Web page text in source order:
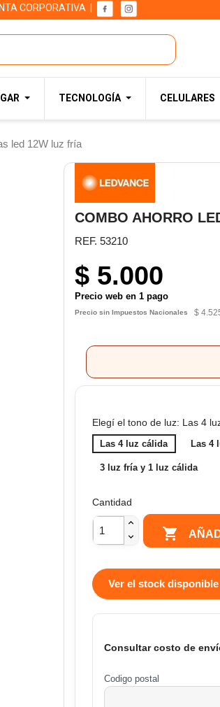
CORPORATIVA
TECNOLOGÍA CELULARES
led 12W luz fría
COMBO AHORRO
REF. 53210
$ 5.000
Precio web en 1 pago
Precio sin Impuestos Nacionales $
Elegí el tono de luz: Las 4
Las 4 luz cálida Las 4
3 luz fría y 1 luz cálida
Cantidad

Ver el stock
Consultar costo de
Codigo postal